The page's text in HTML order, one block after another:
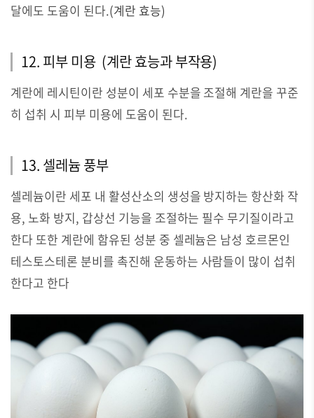
달에도 도움이 된다.(계란 효능)
12. 피부 미용 (계란 효능과 부작용)
계란에 레시틴이란 성분이 세포 수분을 조절해 계란을 꾸준
히 섭취 시 피부 미용에 도움이 된다.
13. 셀레늄 풍부
셀레늄이란 세포 내 활성산소의 생성을 방지하는 항산화 작
용, 노화 방지, 갑상선 기능을 조절하는 필수 무기질이라고
한다 또한 계란에 함유된 성분 중 셀레늄은 남성 호르몬인
테스토스테론 분비를 촉진해 운동하는 사람들이 많이 섭취
한다고 한다